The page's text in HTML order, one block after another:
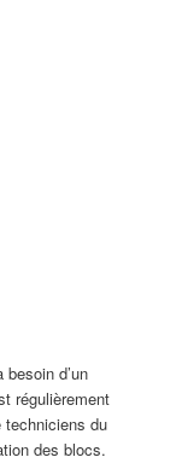
d’un
régulièrement
techniciens du
des blocs.